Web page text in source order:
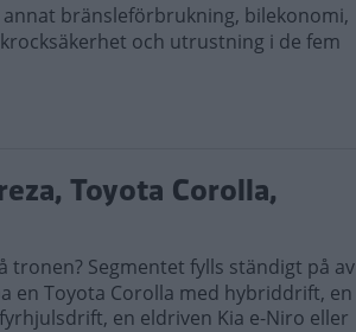
bränsleförbrukning, bilekonomi,
och utrustning i de fem
Toyota Corolla,
Segmentet fylls ständigt på av
en Toyota Corolla med hybriddrift, en
en eldriven Kia e-Niro eller